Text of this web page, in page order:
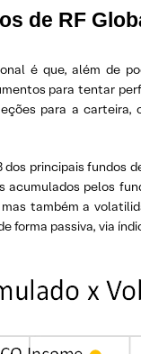
de RF
é que, além de
para tentar
para a carteira,
principais
acumulados pelos
também a
forma passiva, via